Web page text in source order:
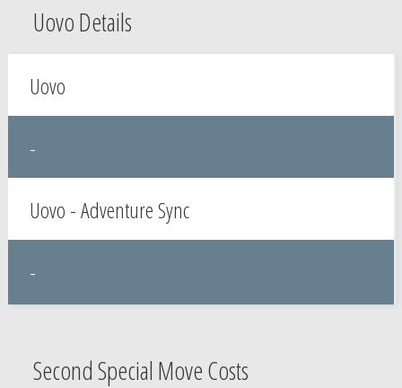
Uovo Details
Uovo
-
Uovo - Adventure Sync
-
Second Special Move Costs